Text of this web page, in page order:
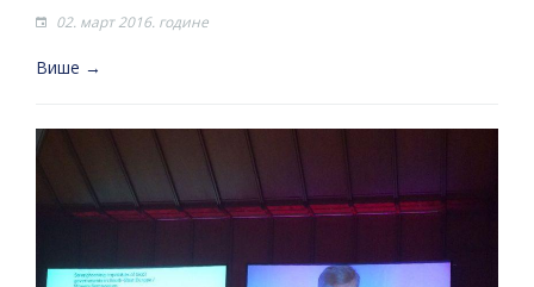
02. март 2016. године
Више →